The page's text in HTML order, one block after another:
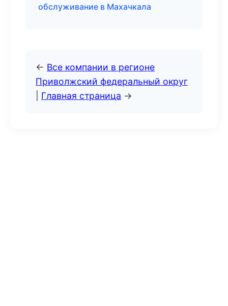
обслуживание в Махачкала
← Все компании в регионе
Приволжский федеральный округ
Главная страница →